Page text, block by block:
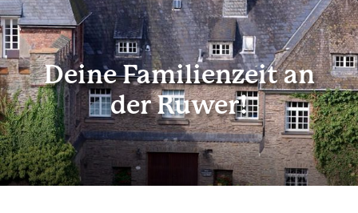
Deine Familienzeit an
der Ruwer!